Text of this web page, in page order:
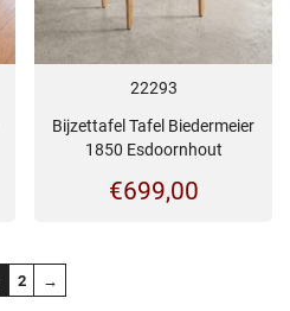
22293
Bijzettafel Tafel Biedermeier
1850 Esdoornhout
€699,00
2 →